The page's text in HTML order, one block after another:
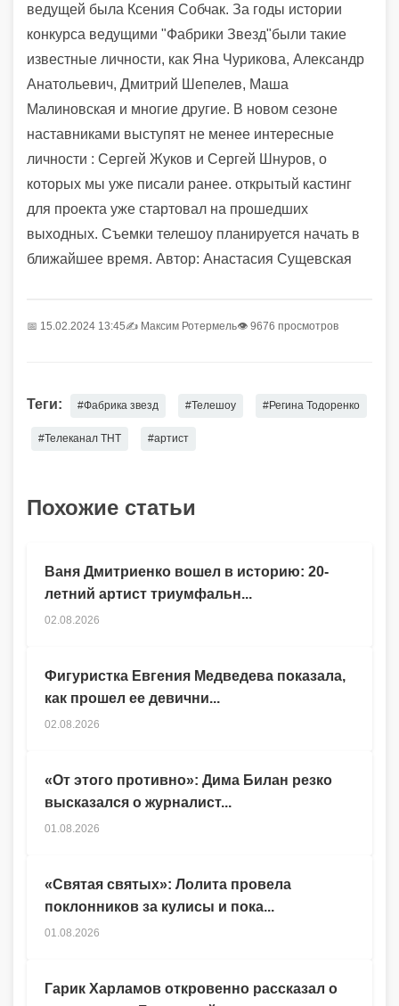
ведущей была Ксения Собчак. За годы истории
конкурса ведущими "Фабрики Звезд"были такие
известные личности, как Яна Чурикова, Александр
Анатольевич, Дмитрий Шепелев, Маша
Малиновская и многие другие. В новом сезоне
наставниками выступят не менее интересные
личности : Сергей Жуков и Сергей Шнуров, о
которых мы уже писали ранее. открытый кастинг
для проекта уже стартовал на прошедших
выходных. Съемки телешоу планируется начать в
ближайшее время. Автор: Анастасия Сущевская
📅 15.02.2024 13:45✍️ Максим Ротермель👁 9676 просмотров
Теги: #Фабрика звезд #Телешоу #Регина Тодоренко
#Телеканал ТНТ #артист
Похожие статьи
Гарик Харламов откровенно рассказал о
Ваня Дмитриенко вошел в историю: 20-
летний артист триумфальн...
02.08.2026
Фигуристка Евгения Медведева показала,
как прошел ее девични...
02.08.2026
«От этого противно»: Дима Билан резко
высказался о журналист...
01.08.2026
«Святая святых»: Лолита провела
поклонников за кулисы и пока...
01.08.2026